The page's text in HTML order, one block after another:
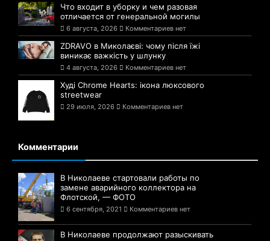
Что входит в уборку и чем разовая
отличается от генеральной могилы
6 августа, 2026 Комментариев нет
ZDRAVO в Миколаєві: чому після їжі
виникає важкість у шлунку
4 августа, 2026 Комментариев нет
Худі Chrome Hearts: ікона люксового
streetwear
29 июля, 2026 Комментариев нет
Комментарии
В Николаеве стартовали работы по
замене аварийного коллектора на
Флотской, — ФОТО
6 сентября, 2021 Комментариев нет
В Николаеве продолжают разыскивать